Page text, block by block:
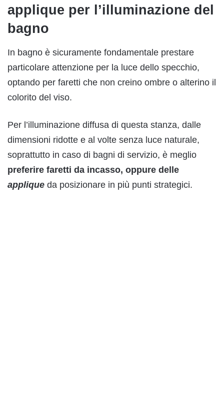
applique per l’illuminazione del
bagno
In bagno è sicuramente fondamentale prestare
particolare attenzione per la luce dello specchio,
optando per faretti che non creino ombre o alterino il
colorito del viso.
Per l’illuminazione diffusa di questa stanza, dalle
dimensioni ridotte e al volte senza luce naturale,
soprattutto in caso di bagni di servizio, è meglio
preferire faretti da incasso, oppure delle
applique da posizionare in più punti strategici.